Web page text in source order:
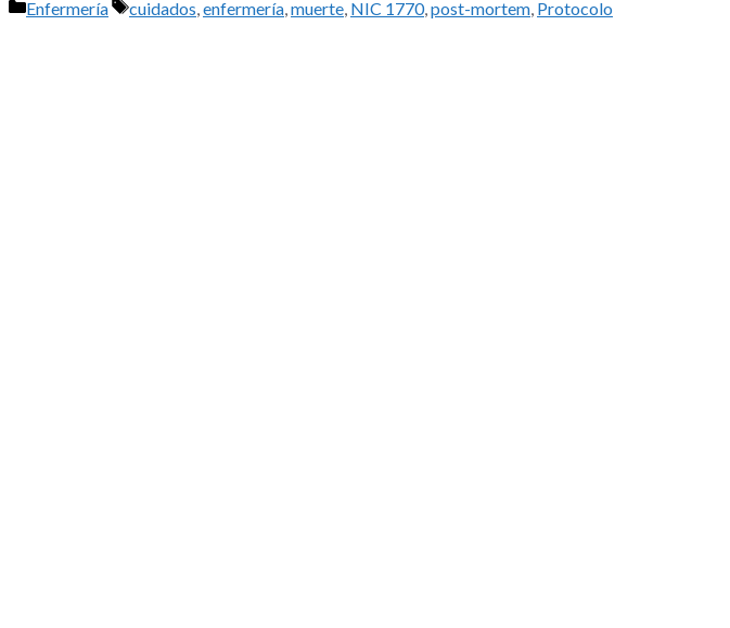
Categorías
Enfermería Etiquetas
cuidados,enfermería,muerte, NIC 1770,post-mortem, Protocolo